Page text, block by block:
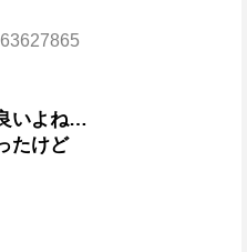
いよね…
たけど